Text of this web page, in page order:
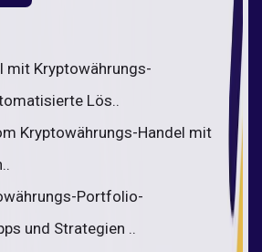
mit Kryptowährungs-
Lös..
Kryptowährungs-Handel mit
Portfolio-
und Strategien ..